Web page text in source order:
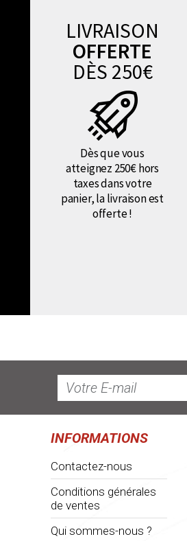
LIVRAISON
OFFERTE
DÈS 250€
Dès que vous
atteignez 250€ hors
taxes dans votre
panier, la livraison est
offerte !
INFORMATIONS
Contactez-nous
Conditions générales
de ventes
Qui sommes-nous ?